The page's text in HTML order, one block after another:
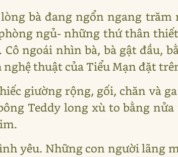
bà đang ngổn ngang
ngủ- những thứ thân
ngoái nhìn bà, bà gật đầu,
thuật của Tiểu Mạn đặt
giường rộng, gối, chăn và
Teddy long xù to bằng
yêu. Những con người lãng